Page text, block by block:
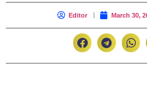
Editor March 30,